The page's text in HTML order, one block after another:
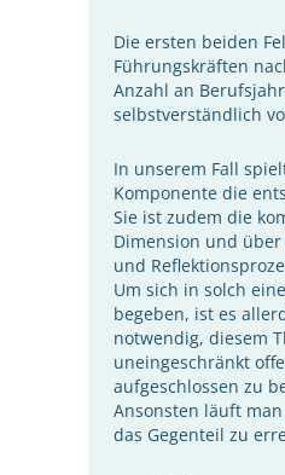
Die ersten beiden
Führungskräften
Anzahl an
selbstverständlich
In unserem Fall
Komponente die
Sie ist zudem die
Dimension und
und
Um sich in solch
begeben, ist es
notwendig, diesem
uneingeschränkt
aufgeschlossen zu
Ansonsten läuft
das Gegenteil zu